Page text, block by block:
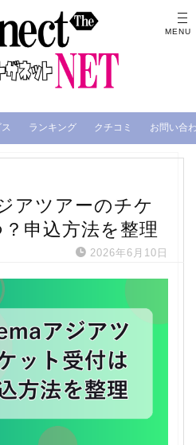
ランキング クチコミ お問い合
アツアーのチケ
申込方法を整理
2026年6月10日